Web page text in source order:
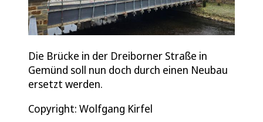
Die Brücke in der Dreiborner Straße in
Gemünd soll nun doch durch einen Neubau
ersetzt werden.
Copyright: Wolfgang Kirfel